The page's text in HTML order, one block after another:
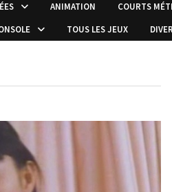
ANIMATION COURTS
TOUS LES JEUX